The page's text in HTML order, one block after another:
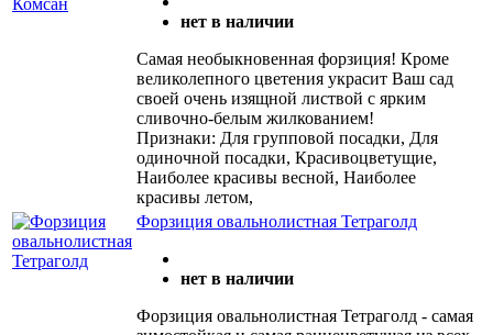
нет в наличии
Самая необыкновенная форзиция! Кроме
великолепного цветения украсит Ваш сад
своей очень изящной листвой с ярким
сливочно-белым жилкованием!
Признаки: Для групповой посадки, Для
одиночной посадки, Красивоцветущие,
Наиболее красивы весной, Наиболее
красивы летом,
Форзиция овальнолистная Тетраголд
нет в наличии
Форзиция овальнолистная Тетраголд - самая